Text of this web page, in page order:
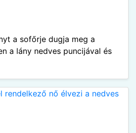
a sofőrje dugja meg a
a lány nedves puncijával és